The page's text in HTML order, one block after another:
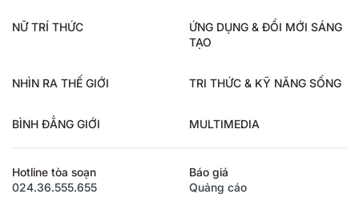
NỮ TRÍ THỨC
ỨNG DỤNG & ĐỔI MỚI SÁNG
TẠO
NHÌN RA THẾ GIỚI TRI THỨC & KỸ NĂNG SỐNG
BÌNH ĐẲNG GIỚI MULTIMEDIA
Hotline tòa soạn
024.36.555.655
Báo giá
Quảng cáo